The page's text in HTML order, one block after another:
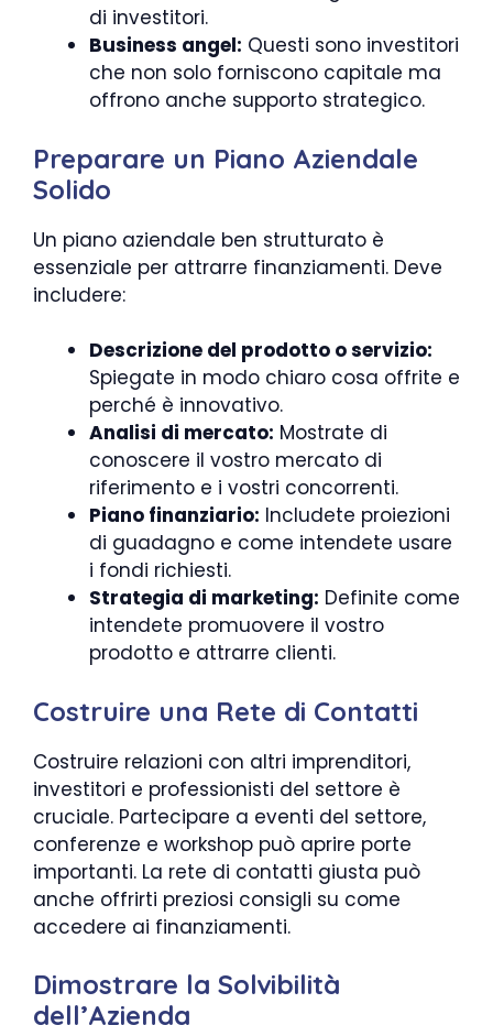
di investitori.
Business angel: Questi sono investitori
che non solo forniscono capitale ma
offrono anche supporto strategico.
Preparare un Piano Aziendale
Solido
Un piano aziendale ben strutturato è
essenziale per attrarre finanziamenti. Deve
includere:
Descrizione del prodotto o servizio:
Spiegate in modo chiaro cosa offrite e
perché è innovativo.
Analisi di mercato: Mostrate di
conoscere il vostro mercato di
riferimento e i vostri concorrenti.
Piano finanziario: Includete proiezioni
di guadagno e come intendete usare
i fondi richiesti.
Strategia di marketing: Definite come
intendete promuovere il vostro
prodotto e attrarre clienti.
Costruire una Rete di Contatti
Costruire relazioni con altri imprenditori,
investitori e professionisti del settore è
cruciale. Partecipare a eventi del settore,
conferenze e workshop può aprire porte
importanti. La rete di contatti giusta può
anche offrirti preziosi consigli su come
accedere ai finanziamenti.
Dimostrare la Solvibilità
dell’Azienda